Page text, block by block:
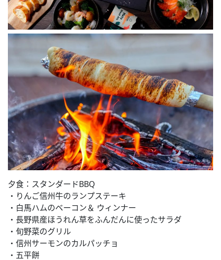
夕食：スタンダードBBQ​
・りんご信州牛のランプステーキ
・白馬ハムのベーコン＆ ウィンナー
・長野県産ほうれん草をふんだんに使ったサラダ
・旬野菜のグリル
・信州サーモンのカルパッチョ
・五平餅